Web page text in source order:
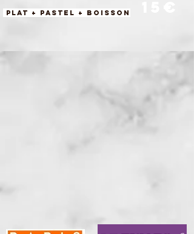
Plat + Pastel + boisson